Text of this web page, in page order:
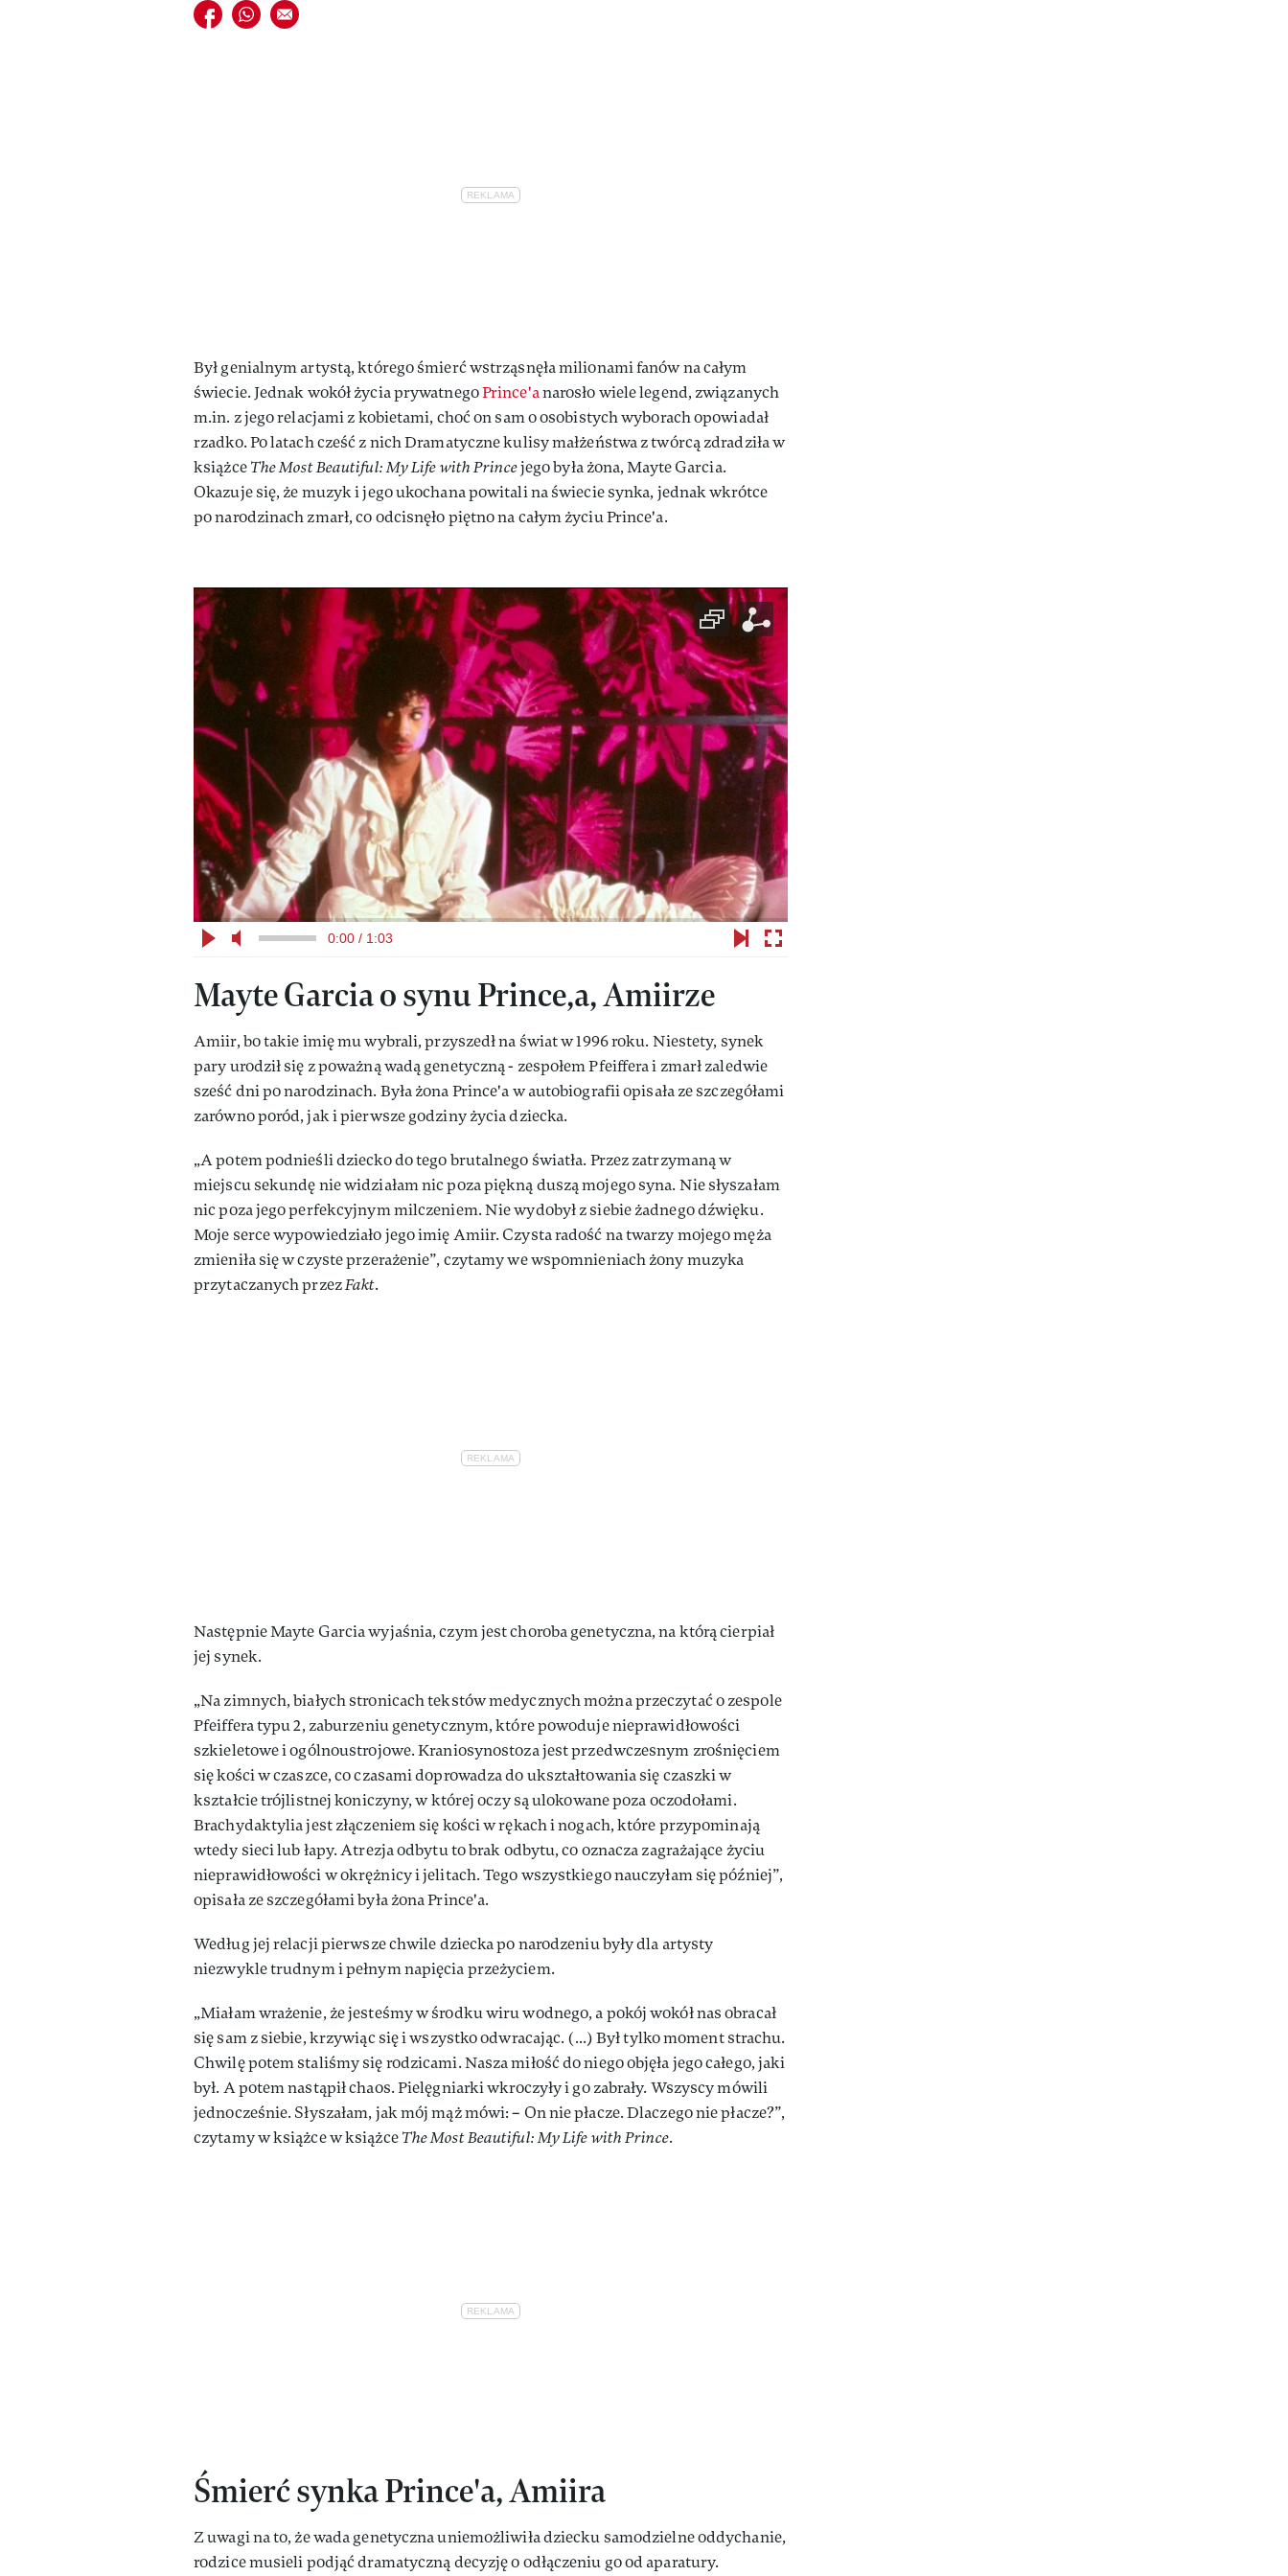
Udostępnij na facebook
Udostępnij na whatsapp
E-mail do przyjaciela
Był genialnym artystą, którego śmierć wstrząsnęła milionami fanów na całym
świecie. Jednak wokół życia prywatnegoPrince'anarosło wiele legend, związanych
m.in. z jego relacjami z kobietami, choć on sam o osobistych wyborach opowiadał
rzadko. Po latach cześć z nich Dramatyczne kulisy małżeństwa z twórcą zdradziła w
książceThe Most Beautiful: My Life with Princejego była żona, Mayte Garcia.
Okazuje się, że muzyk i jego ukochana powitali na świecie synka, jednak wkrótce
po narodzinach zmarł, co odcisnęło piętno na całym życiu Prince'a.
0:00 / 1:03
Mayte Garcia o synu Prince,a, Amiirze
Amiir, bo takie imię mu wybrali, przyszedł na świat w 1996 roku. Niestety, synek
pary urodził się z poważną wadą genetyczną - zespołem Pfeiffera i zmarł zaledwie
sześć dni po narodzinach. Była żona Prince'a w autobiografii opisała ze szczegółami
zarówno poród, jak i pierwsze godziny życia dziecka.
„A potem podnieśli dziecko do tego brutalnego światła. Przez zatrzymaną w
miejscu sekundę nie widziałam nic poza piękną duszą mojego syna. Nie słyszałam
nic poza jego perfekcyjnym milczeniem. Nie wydobył z siebie żadnego dźwięku.
Moje serce wypowiedziało jego imię Amiir. Czysta radość na twarzy mojego męża
zmieniła się w czyste przerażenie”, czytamy we wspomnieniach żony muzyka
przytaczanych przezFakt.
Następnie Mayte Garcia wyjaśnia, czym jest choroba genetyczna, na którą cierpiał
jej synek.
„Na zimnych, białych stronicach tekstów medycznych można przeczytać o zespole
Pfeiffera typu 2, zaburzeniu genetycznym, które powoduje nieprawidłowości
szkieletowe i ogólnoustrojowe. Kraniosynostoza jest przedwczesnym zrośnięciem
się kości w czaszce, co czasami doprowadza do ukształtowania się czaszki w
kształcie trójlistnej koniczyny, w której oczy są ulokowane poza oczodołami.
Brachydaktylia jest złączeniem się kości w rękach i nogach, które przypominają
wtedy sieci lub łapy. Atrezja odbytu to brak odbytu, co oznacza zagrażające życiu
nieprawidłowości w okrężnicy i jelitach. Tego wszystkiego nauczyłam się później”,
opisała ze szczegółami była żona Prince'a.
Według jej relacji pierwsze chwile dziecka po narodzeniu były dla artysty
niezwykle trudnym i pełnym napięcia przeżyciem.
„Miałam wrażenie, że jesteśmy w środku wiru wodnego, a pokój wokół nas obracał
się sam z siebie, krzywiąc się i wszystko odwracając. (...) Był tylko moment strachu.
Chwilę potem staliśmy się rodzicami. Nasza miłość do niego objęła jego całego, jaki
był. A potem nastąpił chaos. Pielęgniarki wkroczyły i go zabrały. Wszyscy mówili
jednocześnie. Słyszałam, jak mój mąż mówi: – On nie płacze. Dlaczego nie płacze?”,
czytamy w książce w książceThe Most Beautiful: My Life with Prince.
Śmierć synka Prince'a, Amiira
Z uwagi na to, że wada genetyczna uniemożliwiła dziecku samodzielne oddychanie,
rodzice musieli podjąć dramatyczną decyzję o odłączeniu go od aparatury.